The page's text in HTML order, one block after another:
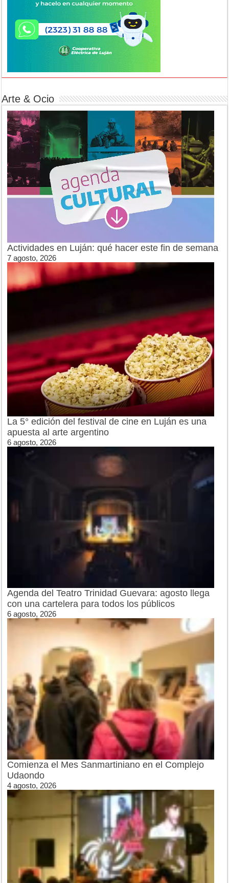
Arte & Ocio
Actividades en Luján: qué hacer este fin de semana
7 agosto, 2026
La 5° edición del festival de cine en Luján es una
apuesta al arte argentino
6 agosto, 2026
Agenda del Teatro Trinidad Guevara: agosto llega
con una cartelera para todos los públicos
6 agosto, 2026
Comienza el Mes Sanmartiniano en el Complejo
Udaondo
4 agosto, 2026